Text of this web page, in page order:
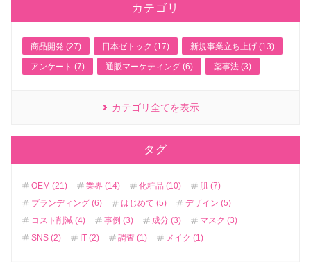
カテゴリ
商品開発 (27) 日本ゼトック (17) 新規事業立ち上げ (13)
アンケート (7) 通販マーケティング (6) 薬事法 (3)
カテゴリ全てを表示
タグ
OEM (21) 業界 (14) 化粧品 (10)
肌 (7)
ブランディング (6)
はじめて (5)
デザイン (5)
コスト削減 (4)
事例 (3) 成分 (3)
マスク (3)
SNS (2)
IT (2) 調査 (1) メイク (1)